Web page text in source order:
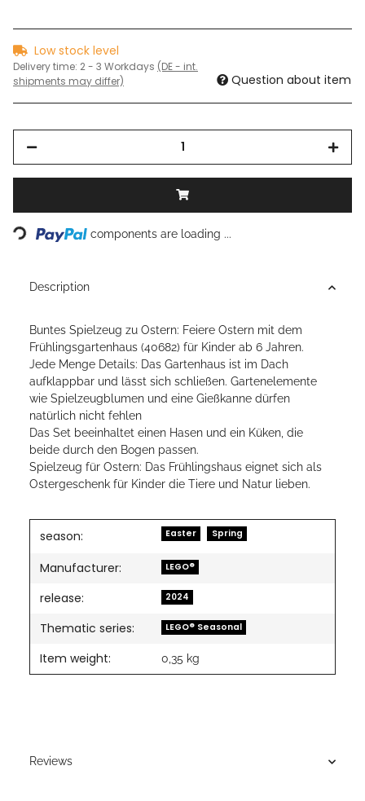
Low stock level
Delivery time: 2 - 3 Workdays (DE - int.
shipments may differ)
Question about item
components are loading ...
Description
Buntes Spielzeug zu Ostern: Feiere Ostern mit dem
Frühlingsgartenhaus (40682) für Kinder ab 6 Jahren.
Jede Menge Details: Das Gartenhaus ist im Dach
aufklappbar und lässt sich schließen. Gartenelemente
wie Spielzeugblumen und eine Gießkanne dürfen
natürlich nicht fehlen
Das Set beeinhaltet einen Hasen und ein Küken, die
beide durch den Bogen passen.
Spielzeug für Ostern: Das Frühlingshaus eignet sich als
Ostergeschenk für Kinder die Tiere und Natur lieben.
season: Easter Spring
Manufacturer: LEGO®
release: 2024
Thematic series: LEGO® Seasonal
Item weight: 0,35 kg
Reviews